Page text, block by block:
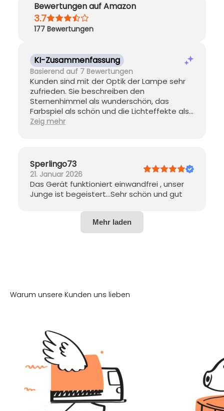
Bewertungen auf Amazon
3.7
177 Bewertungen
KI-Zusammenfassung
Basierend auf 7 Bewertungen
Kunden sind mit der Optik der Lampe sehr
zufrieden. Sie beschreiben den
Sternenhimmel als wunderschön, das
Farbspiel als schön und die Lichteffekte als
entspannend. Allerdings gibt es viele
nicht mehr dreht. Andere empfinden die
Drehung als zu schnell und sagen, dass das
Nachtlicht ständig stehen bleibt. Die
Meinungen zur Verarbeitung sind gemischt.
Zeig mehr
Sperlingo73
21. Januar 2026
Das Gerät funktioniert einwandfrei , unser
Junge ist begeistert...Sehr schön und gut